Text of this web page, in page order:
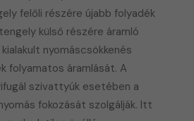
felőli részére újabb folyadék
külső részére áramló
nyomáscsökkenés
folyamatos áramlását. A
szivattyúk esetében a
fokozását szolgálják. Itt